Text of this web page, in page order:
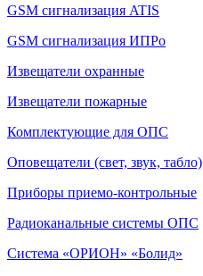
GSM сигнализация ATIS
GSM сигнализация ИПРо
Извещатели охранные
Извещатели пожарные
Комплектующие для ОПС
Оповещатели (свет, звук, табло)
Приборы приемо-контрольные
Радиоканальные системы ОПС
Система «ОРИОН» «Болид»